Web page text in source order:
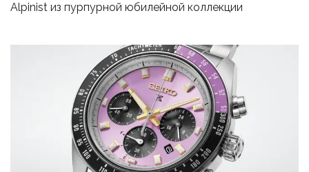
Alpinist из пурпурной юбилейной коллекции